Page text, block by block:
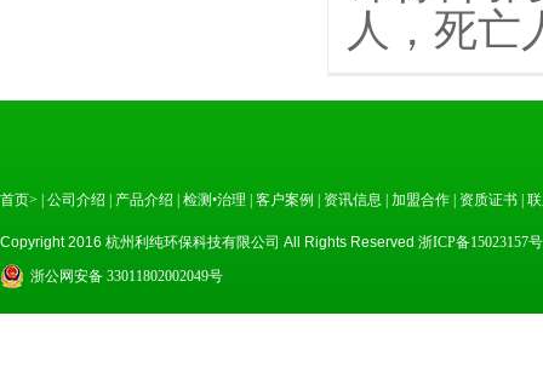
人，死亡
首页> 公司介绍 产品介绍 检测•治理 客户案例 资讯信息 加盟合作 资质证书
Copyright 2016 杭州利纯环保科技有限公司 All Rights Reserved 浙ICP备15023157
浙公网安备 33011802002049号